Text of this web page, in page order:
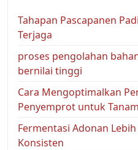
Tahapan Pascapanen
Terjaga
proses pengolahan
bernilai tinggi
Cara Mengoptimalkan
Penyemprot untuk
Fermentasi Adonan
Konsisten